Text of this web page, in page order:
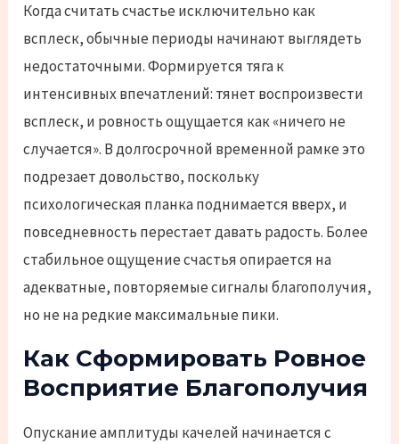
Когда считать счастье исключительно как
всплеск, обычные периоды начинают выглядеть
недостаточными. Формируется тяга к
интенсивных впечатлений: тянет воспроизвести
всплеск, и ровность ощущается как «ничего не
случается». В долгосрочной временной рамке это
подрезает довольство, поскольку
психологическая планка поднимается вверх, и
повседневность перестает давать радость. Более
стабильное ощущение счастья опирается на
адекватные, повторяемые сигналы благополучия,
но не на редкие максимальные пики.
Как Сформировать Ровное
Восприятие Благополучия
Опускание амплитуды качелей начинается с